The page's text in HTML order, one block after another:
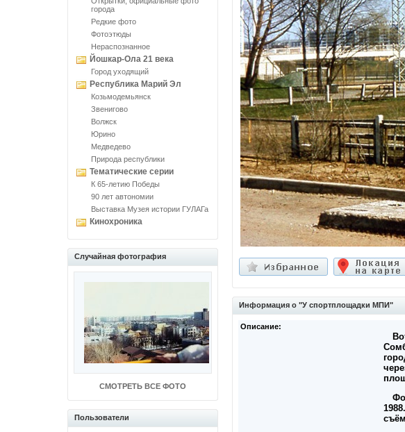
города
Редкие фото
Фотоэтюды
Нераспознанное
Йошкар-Ола 21 века
Город уходящий
Республика Марий Эл
Козьмодемьянск
Звенигово
Волжск
Юрино
Медведево
Природа республики
Тематические серии
К 65-летию Победы
90 лет автономии
Выставка Музея истории ГУЛАГа
Кинохроника
Случайная фотография
СМОТРЕТЬ ВСЕ ФОТО
Пользователи
Информация о "У спортплощадки МПИ"
Описание: